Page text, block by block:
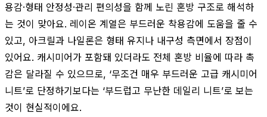
용감·형태 안정성·관리 편의성을 함께 노린 혼방 구조로 해석하
는 것이 맞아요. 레이온 계열은 부드러운 착용감에 도움을 줄 수
있고, 아크릴과 나일론은 형태 유지나 내구성 측면에서 장점이
있어요. 캐시미어가 포함돼 있더라도 전체 혼방 비율에 따라 촉
감은 달라질 수 있으므로, ‘무조건 매우 부드러운 고급 캐시미어
니트’로 단정하기보다는 ‘부드럽고 무난한 데일리 니트’로 보는
것이 현실적이에요.